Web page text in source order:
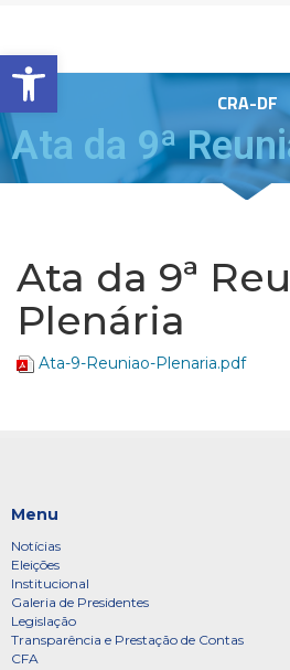
Barra de Ferramentas Aberta
CRA-DF
Ata da 9ª
Ata da 9ª
Plenária
Ata-9-Reuniao-Plenaria.pdf
Menu
Notícias
Eleições
Institucional
Galeria de Presidentes
Legislação
Transparência e Prestação de Contas
CFA